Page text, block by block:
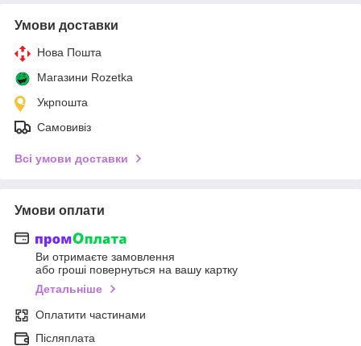
Умови доставки
Нова Пошта
Магазини Rozetka
Укрпошта
Самовивіз
Всі умови доставки
Умови оплати
Ви отримаєте замовлення
або гроші повернуться на вашу картку
Детальніше
Оплатити частинами
Післяплата